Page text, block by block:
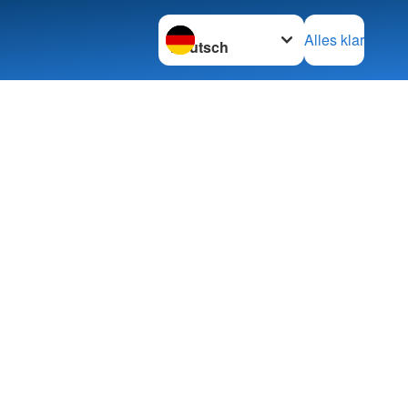
Sprache wechseln zu
Alles klar